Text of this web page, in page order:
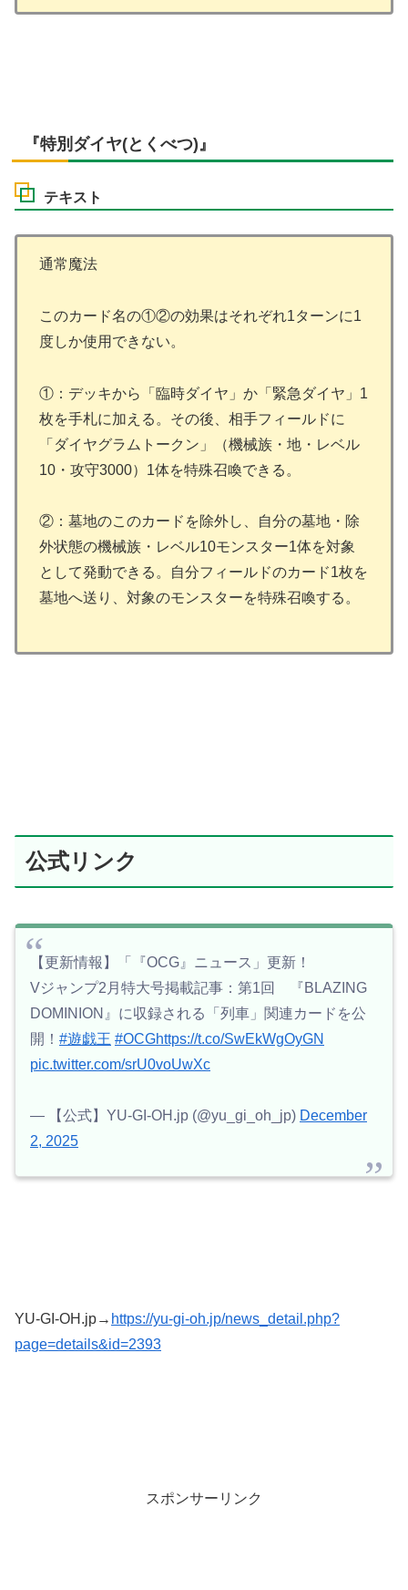
『特別ダイヤ(とくべつ)』
テキスト
通常魔法
このカード名の①②の効果はそれぞれ1ターンに1
度しか使用できない。
①：デッキから「臨時ダイヤ」か「緊急ダイヤ」1
枚を手札に加える。その後、相手フィールドに
「ダイヤグラムトークン」（機械族・地・レベル
10・攻守3000）1体を特殊召喚できる。
②：墓地のこのカードを除外し、自分の墓地・除
外状態の機械族・レベル10モンスター1体を対象
として発動できる。自分フィールドのカード1枚を
墓地へ送り、対象のモンスターを特殊召喚する。
公式リンク
【更新情報】「『OCG』ニュース」更新！
Vジャンプ2月特大号掲載記事：第1回 『BLAZING
DOMINION』に収録される「列車」関連カードを公
開！ #遊戯王 #OCGhttps://t.co/SwEkWgOyGN
pic.twitter.com/srU0voUwXc
— 【公式】YU-GI-OH.jp (@yu_gi_oh_jp) December
2, 2025
YU-GI-OH.jp→ https://yu-gi-oh.jp/news_detail.php?
page=details&id=2393
スポンサーリンク